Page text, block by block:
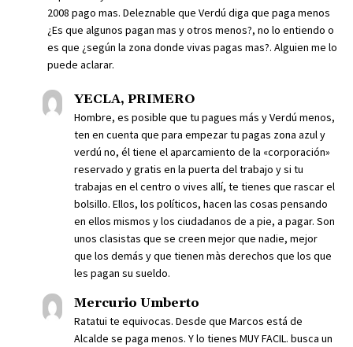
2008 pago mas. Deleznable que Verdú diga que paga menos
¿Es que algunos pagan mas y otros menos?, no lo entiendo o
es que ¿según la zona donde vivas pagas mas?. Alguien me lo
puede aclarar.
YECLA, PRIMERO
Hombre, es posible que tu pagues más y Verdú menos,
ten en cuenta que para empezar tu pagas zona azul y
verdú no, él tiene el aparcamiento de la «corporación»
reservado y gratis en la puerta del trabajo y si tu
trabajas en el centro o vives allí, te tienes que rascar el
bolsillo. Ellos, los políticos, hacen las cosas pensando
en ellos mismos y los ciudadanos de a pie, a pagar. Son
unos clasistas que se creen mejor que nadie, mejor
que los demás y que tienen màs derechos que los que
les pagan su sueldo.
Mercurio Umberto
Ratatui te equivocas. Desde que Marcos está de
Alcalde se paga menos. Y lo tienes MUY FACIL. busca un